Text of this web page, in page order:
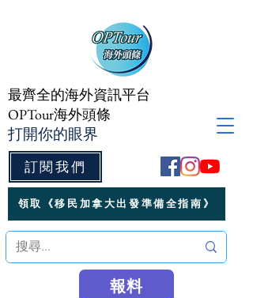
訂閱我們
最齊全的海外資訊平台
OPTour海外頭條
打開你的眼界
領取《移民加拿大出發準備全指南》
報料